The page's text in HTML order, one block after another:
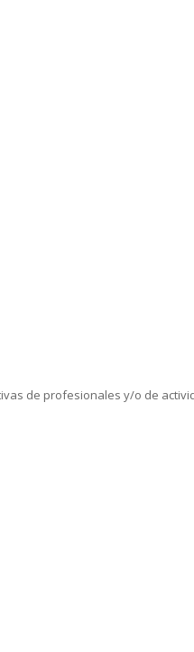
de profesionales y/o de